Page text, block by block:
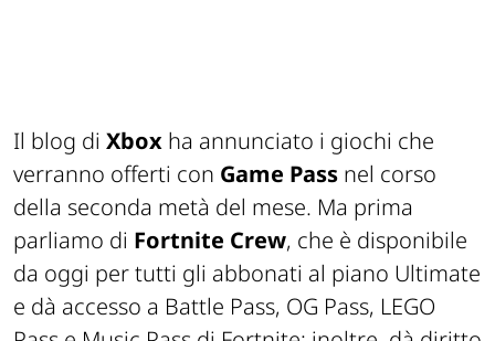
Il blog di Xbox ha annunciato i giochi che
verranno offerti con Game Pass nel corso
della seconda metà del mese. Ma prima
parliamo di Fortnite Crew, che è disponibile
da oggi per tutti gli abbonati al piano Ultimate
e dà accesso a Battle Pass, OG Pass, LEGO